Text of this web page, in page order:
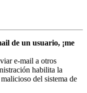
de un usuario, ¡me
e-mail a otros
habilita la
del sistema de